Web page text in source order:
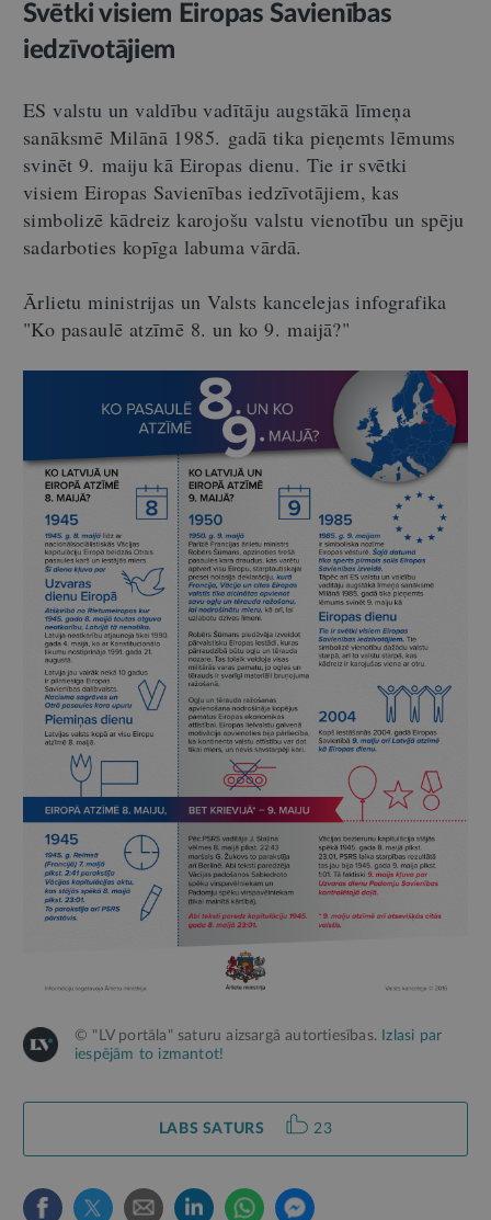
Svētki visiem Eiropas Savienības
iedzīvotājiem
ES valstu un valdību vadītāju augstākā līmeņa
sanāksmē Milānā 1985. gadā tika pieņemts lēmums
svinēt 9. maiju kā Eiropas dienu. Tie ir svētki
visiem Eiropas Savienības iedzīvotājiem, kas
simbolizē kādreiz karojošu valstu vienotību un spēju
sadarboties kopīga labuma vārdā.
Ārlietu ministrijas un Valsts kancelejas infografika
"Ko pasaulē atzīmē 8. un ko 9. maijā?"
© "LV portāla" saturu aizsargā autortiesības. Izlasi par
iespējām to izmantot!
LABS SATURS 23